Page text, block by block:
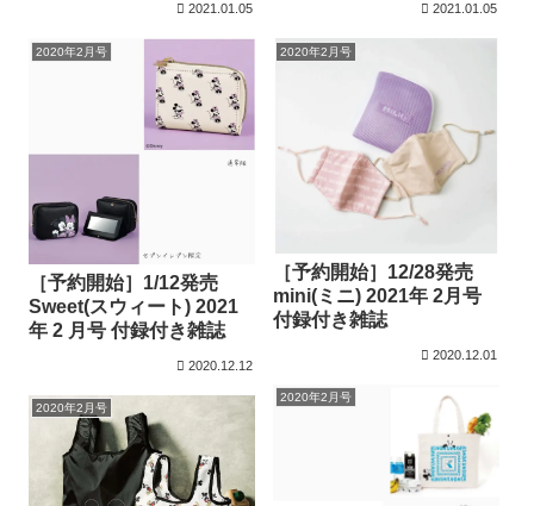
2021.01.05 2021.01.05
2020年2月号
［予約開始］1/12発売
Sweet(スウィート) 2021
年 2 月号 付録付き雑誌
2020.12.12
2020年2月号
［予約開始］12/28発売
mini(ミニ) 2021年 2月号
付録付き雑誌
2020.12.01
2020年2月号
2020年2月号